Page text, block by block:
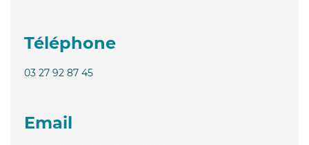
Téléphone
03 27 92 87 45
Email